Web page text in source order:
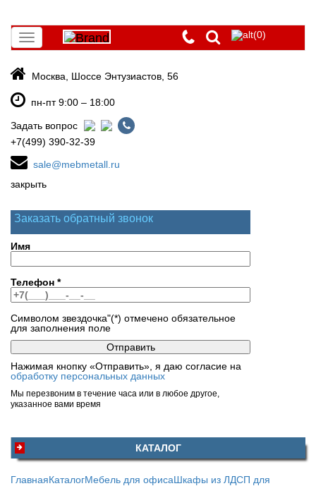
Toggle
navigation
(0)
Москва, Шоссе Энтузиастов, 56
пн-пт 9:00 – 18:00
Задать вопрос
+7(499) 390-32-39
sale@mebmetall.ru
закрыть
Заказать обратный звонок
Имя
Телефон *
Символом звездочка"(*) отмечено обязательное
для заполнения поле
Нажимая кнопку «Отправить», я даю согласие на
обработку персональных данных
Мы перезвоним в течение часа или в любое другое,
указанное вами время
КАТАЛОГ
ГлавнаяКаталогМебель для офисаШкафы из ЛДСП для